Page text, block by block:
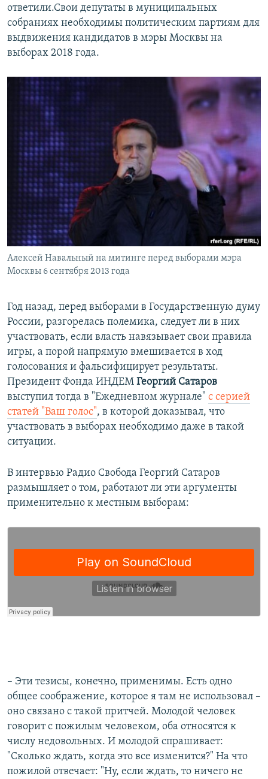
ответили.Свои депутаты в муниципальных
собраниях необходимы политическим партиям для
выдвижения кандидатов в мэры Москвы на
выборах 2018 года.
Алексей Навальный на митинге перед выборами мэра
Москвы 6 сентября 2013 года
​Год назад, перед выборами в Государственную думу
России, разгорелась полемика, следует ли в них
участвовать, если власть навязывает свои правила
игры, а порой напрямую вмешивается в ход
голосования и фальсифицирует результаты.
Президент Фонда ИНДЕМ Георгий Сатаров
выступил тогда в "Ежедневном журнале" с серией
статей "Ваш голос", в которой доказывал, что
участвовать в выборах необходимо даже в такой
ситуации.
В интервью Радио Свобода Георгий Сатаров
размышляет о том, работают ли эти аргументы
применительно к местным выборам:
– Эти тезисы, конечно, применимы. Есть одно
общее соображение, которое я там не использовал –
оно связано с такой притчей. Молодой человек
говорит с пожилым человеком, оба относятся к
числу недовольных. И молодой спрашивает:
"Сколько ждать, когда это все изменится?" На что
пожилой отвечает: "Ну, если ждать, то ничего не